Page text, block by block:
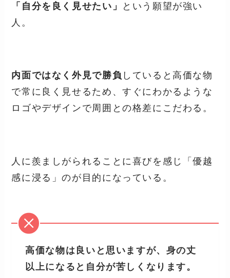
「自分を良く見せたい」
という願望が強い
人。
内面ではなく外見で勝負 していると高価な物
で常に良く見せるため、すぐにわかるような
ロゴやデザインで周囲との格差にこだわる。
人に羨ましがられることに喜びを感じ「優越
感に浸る」のが目的になっている。
高価な物は良いと思いますが、身の丈
以上になると自分が苦しくなります。